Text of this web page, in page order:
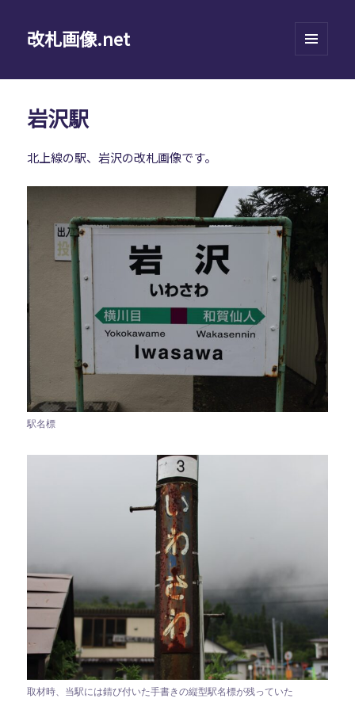
改札画像.net
ーとウ
岩沢駅
北上線の駅、岩沢の改札画像です。
駅名標
取材時、当駅には錆び付いた手書きの縦型駅名標が残っていた